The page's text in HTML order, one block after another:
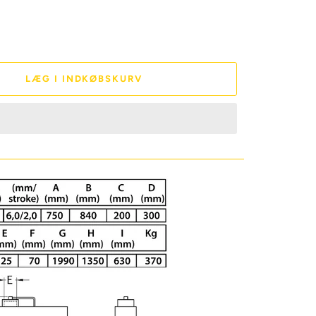
LÆG I INDKØBSKURV